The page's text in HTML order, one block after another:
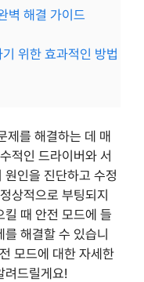
벽 해결 가이드
위한 효과적인 방법
제를 해결하는 데 매
적인 드라이버와 서
인을 진단하고 수정
상적으로 부팅되지
킬 때 안전 모드에 들
해결할 수 있습니
모드에 대한 자세한
려드릴게요!